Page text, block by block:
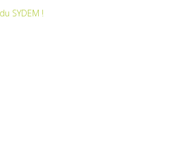
SYDEM !